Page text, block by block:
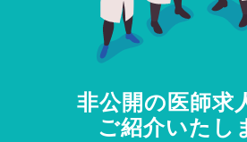
非公開の医師求
ご紹介いたし